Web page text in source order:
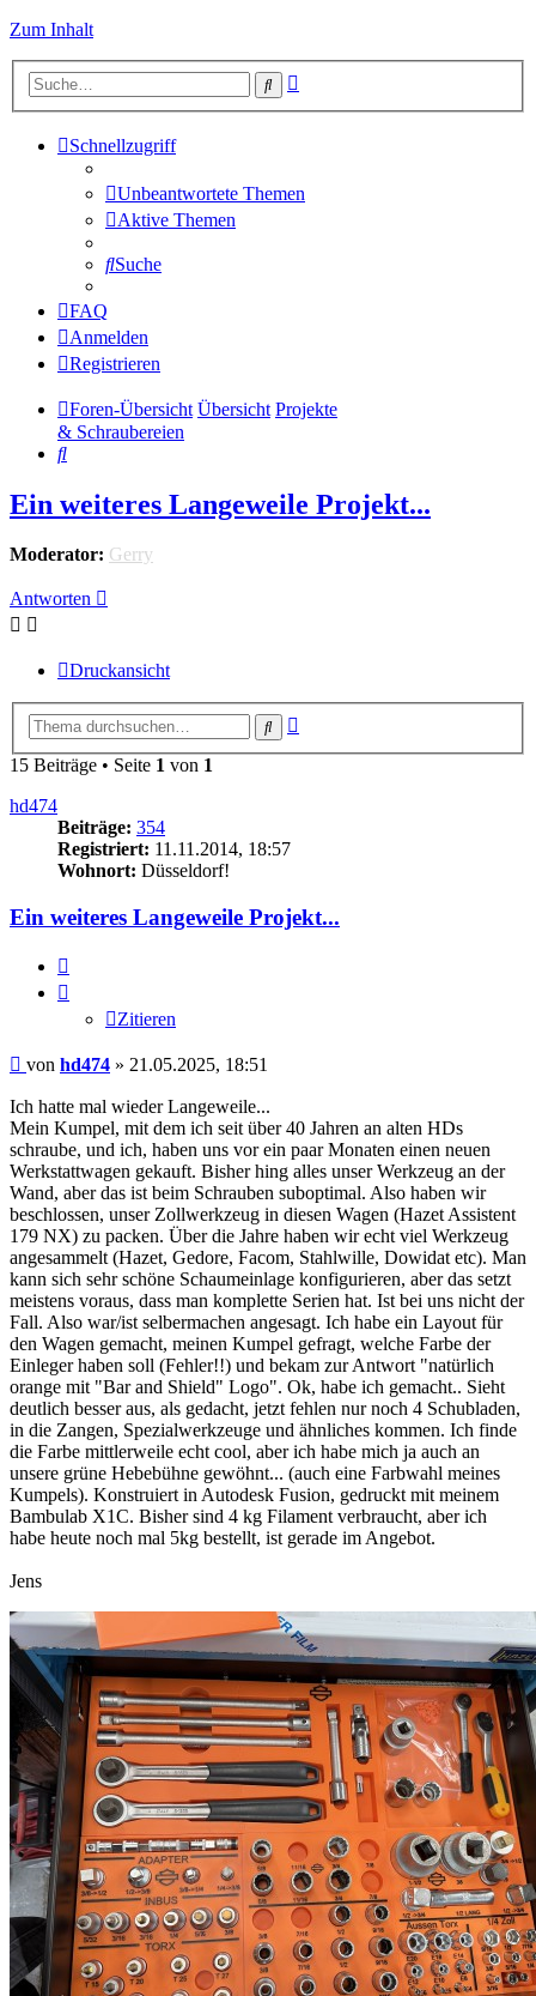
Zum Inhalt
Suche
Schnellzugriff
Unbeantwortete Themen
Aktive Themen
Suche
FAQ
Anmelden
Registrieren
Foren-Übersicht Übersicht Projekte
& Schraubereien
Suche
Ein weiteres Langeweile Projekt...
Moderator: Gerry
Antworten
Druckansicht
Suche
15 Beiträge • Seite 1 von 1
hd474
Beiträge: 354
Registriert: 11.11.2014, 18:57
Wohnort: Düsseldorf!
Ein weiteres Langeweile Projekt...
Zitieren
Beitrag
von hd474 » 21.05.2025, 18:51
Ich hatte mal wieder Langeweile...
Mein Kumpel, mit dem ich seit über 40 Jahren an alten HDs
schraube, und ich, haben uns vor ein paar Monaten einen neuen
Werkstattwagen gekauft. Bisher hing alles unser Werkzeug an der
Wand, aber das ist beim Schrauben suboptimal. Also haben wir
beschlossen, unser Zollwerkzeug in diesen Wagen (Hazet Assistent
179 NX) zu packen. Über die Jahre haben wir echt viel Werkzeug
angesammelt (Hazet, Gedore, Facom, Stahlwille, Dowidat etc). Man
kann sich sehr schöne Schaumeinlage konfigurieren, aber das setzt
meistens voraus, dass man komplette Serien hat. Ist bei uns nicht der
Fall. Also war/ist selbermachen angesagt. Ich habe ein Layout für
den Wagen gemacht, meinen Kumpel gefragt, welche Farbe der
Einleger haben soll (Fehler!!) und bekam zur Antwort "natürlich
orange mit "Bar and Shield" Logo". Ok, habe ich gemacht.. Sieht
deutlich besser aus, als gedacht, jetzt fehlen nur noch 4 Schubladen,
in die Zangen, Spezialwerkzeuge und ähnliches kommen. Ich finde
die Farbe mittlerweile echt cool, aber ich habe mich ja auch an
unsere grüne Hebebühne gewöhnt... (auch eine Farbwahl meines
Kumpels). Konstruiert in Autodesk Fusion, gedruckt mit meinem
Bambulab X1C. Bisher sind 4 kg Filament verbraucht, aber ich
habe heute noch mal 5kg bestellt, ist gerade im Angebot.
Jens